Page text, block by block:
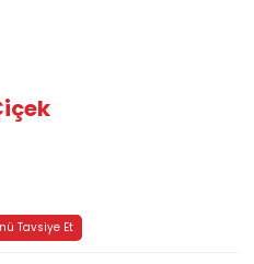
Tavsiye Et